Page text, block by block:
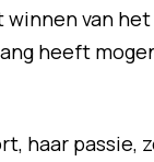
van het
heeft
haar passie,